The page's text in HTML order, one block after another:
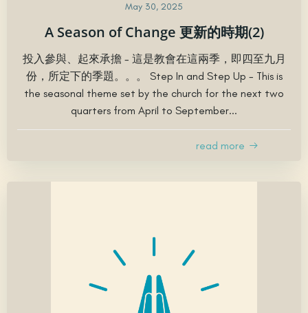
May 30, 2025
A Season of Change 更新的時期(2)
投入參與、起來承擔 - 這是教會在這兩季，即四至九月
份，所定下的季題。。。 Step In and Step Up - This is
the seasonal theme set by the church for the next two
quarters from April to September...
read more